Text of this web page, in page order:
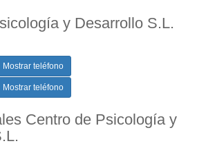
y Desarrollo S.L.
Mostrar teléfono
Mostrar teléfono
Centro de Psicología y